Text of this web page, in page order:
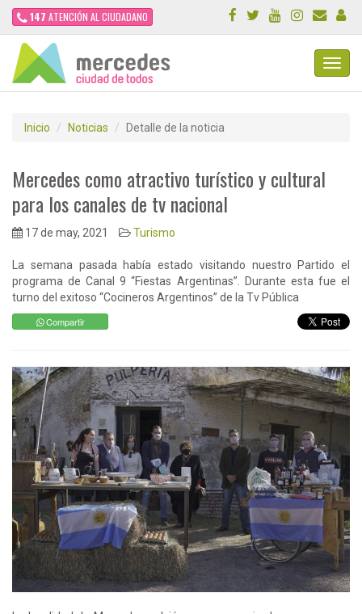
147 ATENCIÓN AL CIUDADANO
Inicio Noticias Detalle de la noticia
Mercedes como atractivo turístico y cultural
para los canales de tv nacional
17 de may, 2021 Turismo
La semana pasada había estado visitando nuestro Partido el
programa de Canal 9 “Fiestas Argentinas”. Durante esta fue el
turno del exitoso “Cocineros Argentinos” de la Tv Pública
Compartir